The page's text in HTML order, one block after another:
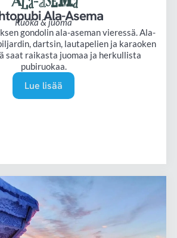
Ala-Asema
Ruoka & juoma
gondolin ala-aseman vieressä. Ala-
dartsin, lautapelien ja karaoken
saat raikasta juomaa ja herkullista
pubiruokaa.
Lue lisää